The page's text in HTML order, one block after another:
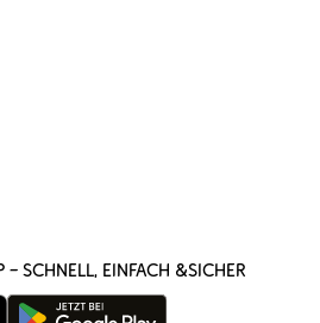
– SCHNELL, EINFACH &SICHER